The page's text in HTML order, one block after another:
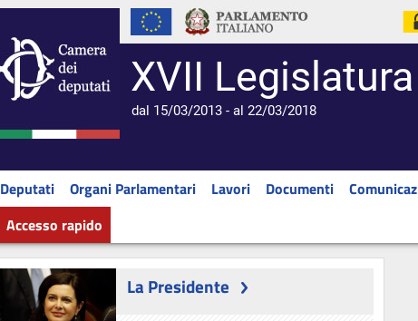
XVII Legislatura
dal 15/03/2013 - al 22/03/2018
Deputati Organi Parlamentari Lavori Documenti
Accesso rapido
La Presidente